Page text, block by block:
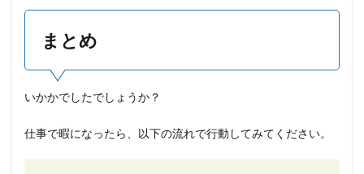
まとめ
いかかでしたでしょうか？
仕事で暇になったら、以下の流れで行動してみてください。